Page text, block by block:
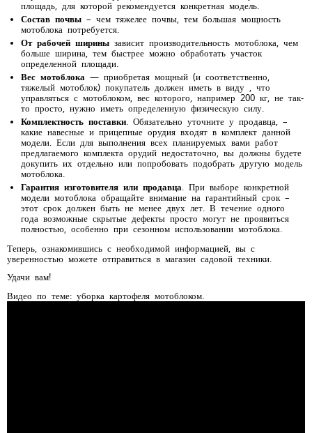
площадь, для которой рекомендуется конкретная модель.
Состав почвы – чем тяжелее почвы, тем большая мощность
мотоблока потребуется.
От рабочей ширины зависит производительность мотоблока, чем
больше ширина, тем быстрее можно обработать участок
определенной площади.
Вес мотоблока — приобретая мощный (и соответственно,
тяжелый мотоблок) покупатель должен иметь в виду , что
управляться с мотоблоком, вес которого, например 200 кг, не так-
то просто, нужно иметь определенную физическую силу.
Комплектность поставки. Обязательно уточните у продавца, –
какие навесные и прицепные орудия входят в комплект данной
модели. Если для выполнения всех планируемых вами работ
предлагаемого комплекта орудий недостаточно, вы должны будете
докупить их отдельно или попробовать подобрать другую модель
мотоблока.
Гарантия изготовителя или продавца. При выборе конкретной
модели мотоблока обращайте внимание на гарантийный срок –
этот срок должен быть не менее двух лет. В течение одного
года возможные скрытые дефекты просто могут не проявиться
полностью, особенно при сезонном использовании мотоблока.
Теперь, ознакомившись с необходимой информацией, вы с
уверенностью можете отправиться в магазин садовой техники.
Удачи вам!
Видео по теме: уборка картофеля мотоблоком.